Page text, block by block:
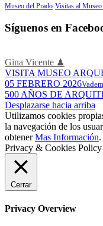
Museo del Prado Visitas al
Síguenos en
Gina Vicente ♟
VISITA MUSEO
05 FEBRERO 2026
500 AÑOS DE
Desplazarse hacia arriba
Utilizamos cookies
la navegación de los
obtenerMas Información.
Privacy & Cookies Policy
Cerrar
Privacy Overview